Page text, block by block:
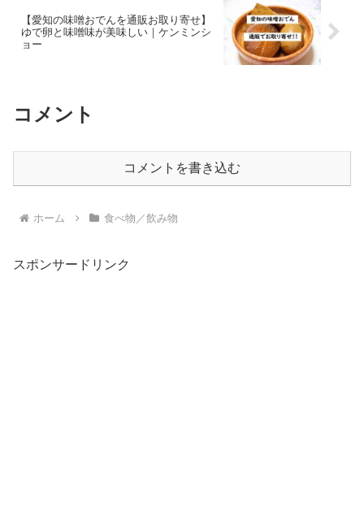
【愛知の味噌おでんを通販お取り寄せ】
ゆで卵と味噌味が美味しい｜ケンミンシ
ョー
コメント
コメントを書き込む
ホーム 食べ物／飲み物
スポンサードリンク